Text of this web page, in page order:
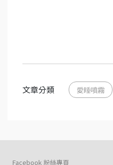
文章分類 愛睡噴霧
Facebook 粉絲專頁